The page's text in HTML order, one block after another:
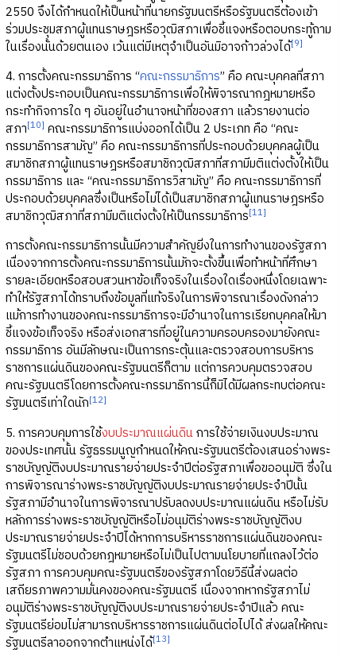
2550 จึงได้กำหนดให้เป็นหน้าที่นายกรัฐมนตรีหรือรัฐมนตรีต้องเข้า
ร่วมประชุมสภาผู้แทนราษฎรหรือวุฒิสภาเพื่อชี้แจงหรือตอบกระทู้ถาม
ในเรื่องนั้นด้วยตนเอง เว้นแต่มีเหตุจำเป็นอันมิอาจก้าวล่วงได้[9]
4. การตั้งคณะกรรมาธิการ “คณะกรรมาธิการ” คือ คณะบุคคลที่สภา
แต่งตั้งประกอบเป็นคณะกรรมาธิการเพื่อให้พิจารณากฎหมายหรือ
กระทำกิจการใด ๆ อันอยู่ในอำนาจหน้าที่ของสภา แล้วรายงานต่อ
สภา[10] คณะกรรมาธิการแบ่งออกได้เป็น 2 ประเภท คือ “คณะ
กรรมาธิการสามัญ” คือ คณะกรรมาธิการที่ประกอบด้วยบุคคลผู้เป็น
สมาชิกสภาผู้แทนราษฎรหรือสมาชิกวุฒิสภาที่สภามีมติแต่งตั้งให้เป็น
กรรมาธิการ และ “คณะกรรมาธิการวิสามัญ” คือ คณะกรรมาธิการที่
ประกอบด้วยบุคคลซึ่งเป็นหรือไม่ได้เป็นสมาชิกสภาผู้แทนราษฎรหรือ
สมาชิกวุฒิสภาที่สภามีมติแต่งตั้งให้เป็นกรรมาธิการ[11]
การตั้งคณะกรรมาธิการนั้นมีความสำคัญยิ่งในการทำงานของรัฐสภา
เนื่องจากการตั้งคณะกรรมาธิการนั้นมักจะตั้งขึ้นเพื่อทำหน้าที่ศึกษา
รายละเอียดหรือสอบสวนหาข้อเท็จจริงในเรื่องใดเรื่องหนึ่งโดยเฉพาะ
ทำให้รัฐสภาได้ทราบถึงข้อมูลที่แท้จริงในการพิจารณาเรื่องดังกล่าว
แม้การทำงานของคณะกรรมาธิการจะมีอำนาจในการเรียกบุคคลให้มา
ชี้แจงข้อเท็จจริง หรือส่งเอกสารที่อยู่ในความครอบครองมายังคณะ
กรรมาธิการ อันมีลักษณะเป็นการกระตุ้นและตรวจสอบการบริหาร
ราชการแผ่นดินของคณะรัฐมนตรีก็ตาม แต่การควบคุมตรวจสอบ
คณะรัฐมนตรีโดยการตั้งคณะกรรมาธิการนี้ก็มิได้มีผลกระทบต่อคณะ
รัฐมนตรีเท่าใดนัก[12]
5. การควบคุมการใช้งบประมาณแผ่นดินการใช้จ่ายเงินงบประมาณ
ของประเทศนั้น รัฐธรรมนูญกำหนดให้คณะรัฐมนตรีต้องเสนอร่างพระ
ราชบัญญัติงบประมาณรายจ่ายประจำปีต่อรัฐสภาเพื่อขออนุมัติ ซึ่งใน
การพิจารณาร่างพระราชบัญญัติงบประมาณรายจ่ายประจำปีนั้น
รัฐสภามีอำนาจในการพิจารณาปรับลดงบประมาณแผ่นดิน หรือไม่รับ
หลักการร่างพระราชบัญญัติหรือไม่อนุมัติร่างพระราชบัญญัติงบ
ประมาณรายจ่ายประจำปีได้หากการบริหารราชการแผ่นดินของคณะ
รัฐมนตรีไม่ชอบด้วยกฎหมายหรือไม่เป็นไปตามนโยบายที่แถลงไว้ต่อ
รัฐสภา การควบคุมคณะรัฐมนตรีของรัฐสภาโดยวิธีนี้ส่งผลต่อ
เสถียรภาพความมั่นคงของคณะรัฐมนตรี เนื่องจากหากรัฐสภาไม่
อนุมัติร่างพระราชบัญญัติงบประมาณรายจ่ายประจำปีแล้ว คณะ
รัฐมนตรีย่อมไม่สามารถบริหารราชการแผ่นดินต่อไปได้ ส่งผลให้คณะ
รัฐมนตรีลาออกจากตำแหน่งได้[13]